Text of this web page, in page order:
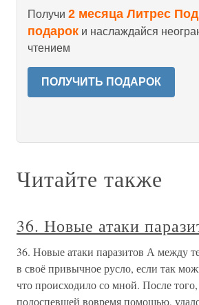
Получи 2 месяца Литрес
подарок и наслаждайся
чтением
ПОЛУЧИТЬ ПОДАРОК
Читайте также
36. Новые атаки
36. Новые атаки паразитов А между
в своё привычное русло, если так
что происходило со мной. После
подоспевшей вовремя помощью,